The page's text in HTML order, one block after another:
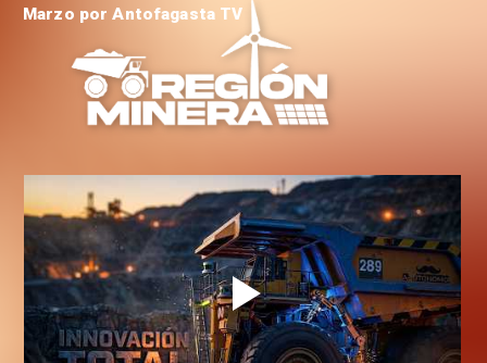
Marzo por Antofagasta TV